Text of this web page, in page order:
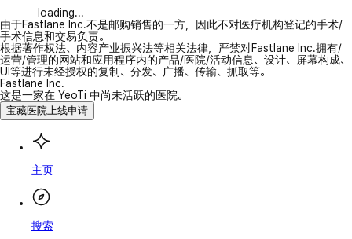
loading...
由于Fastlane Inc.不是邮购销售的一方，因此不对医疗机构登记的手术/
手术信息和交易负责。
根据著作权法、内容产业振兴法等相关法律，严禁对Fastlane Inc.拥有/
运营/管理的网站和应用程序内的产品/医院/活动信息、设计、屏幕构成、
UI等进行未经授权的复制、分发、广播、传输、抓取等。
Fastlane Inc.
这是一家在 YeoTi 中尚未活跃的医院。
宝藏医院上线申请
主页
搜索